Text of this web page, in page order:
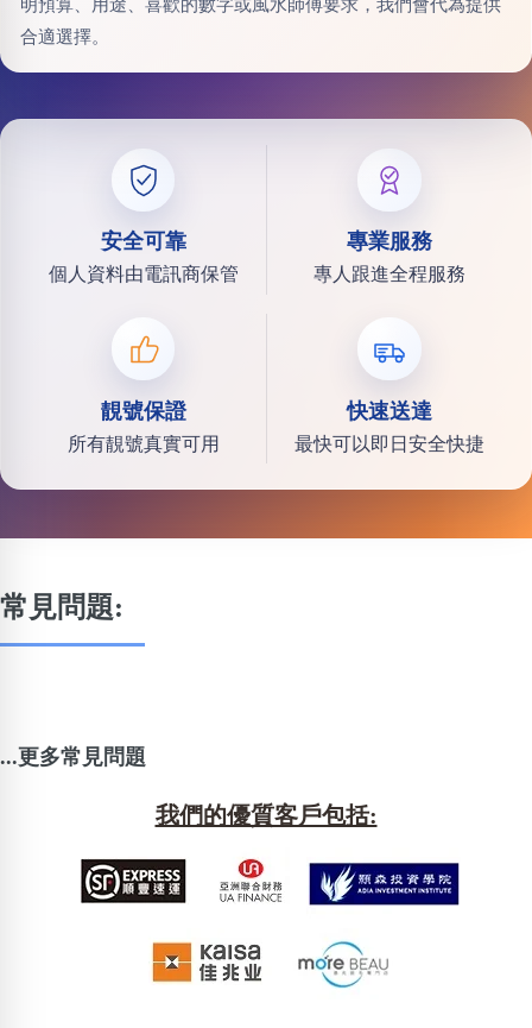
明預算、用途、喜歡的數字或風水師傅要求，我們會代為提供
合適選擇。
安全可靠
個人資料由電訊商保管
專業服務
專人跟進全程服務
靚號保證
所有靚號真實可用
快速送達
最快可以即日安全快捷
常見問題:
...更多常見問題
我們的優質客戶包括: